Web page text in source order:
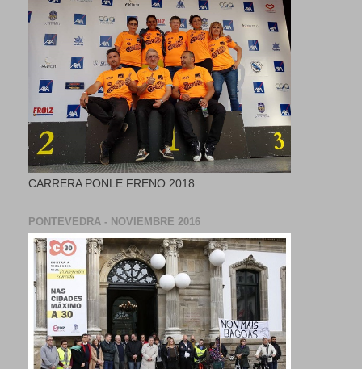
CARRERA PONLE FRENO 2018
PONTEVEDRA - NOVIEMBRE 2016